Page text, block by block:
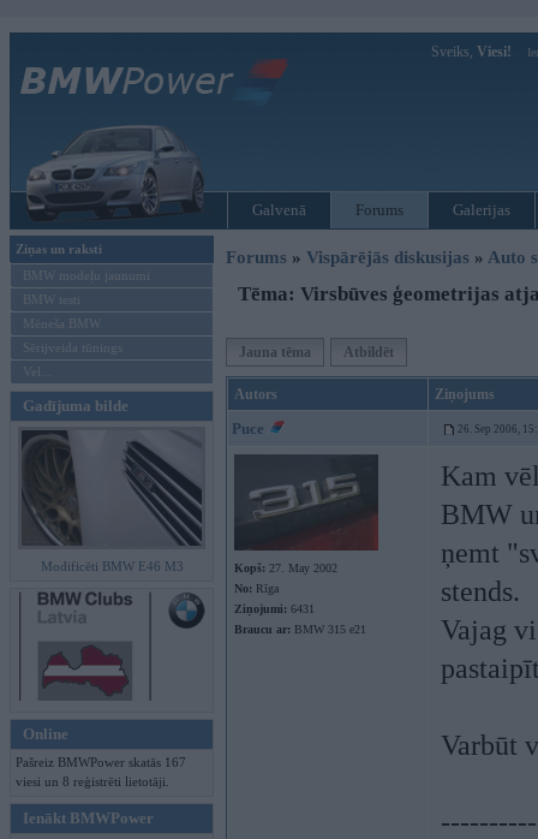
Sveiks, Viesi!
Galvenā Forums Galerijas
Ziņas un raksti
BMW modeļu jaunumi
BMW testi
Mēneša BMW
Sērijveida tūnings
Vel...
Gadījuma bilde
Modificēti BMW E46 M3
Online
Pašreiz BMWPower skatās 167
viesi un 8 reģistrēti lietotāji.
Ienākt BMWPower
Forums » Vispārējās diskusijas » Auto
Tēma: Virsbūves ģeometrijas
Jauna tēma Atbildēt
Autors Ziņojums
Puce 26. Sep 2006,
Kopš: 27. May 2002
No: Rīga
Ziņojumi: 6431
Braucu ar: BMW 315 e21
Kam
BMW
ņemt
stends.
Vajag
Varbūt